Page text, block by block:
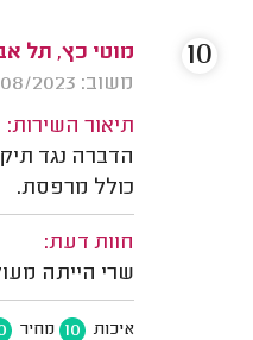
מוטי כץ, תל
משוב: 01/08/2023
תיאור השירות:
הדברה נגד
כולל מרפסת.
חוות דעת:
שרי הייתה
איכות 10 מחיר
10